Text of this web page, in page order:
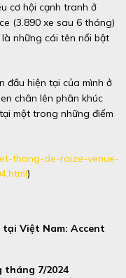
cơ hội cạnh tranh ở
(3.890 xe sau 6 tháng)
những cái tên nổi bật
đầu hiện tại của mình ở
chân lên phân khúc
một trong những điểm
thang-de-raize-venue-
)
tại Việt Nam: Accent
tháng 7/2024